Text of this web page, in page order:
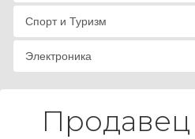
Спорт и Туризм
Электроника